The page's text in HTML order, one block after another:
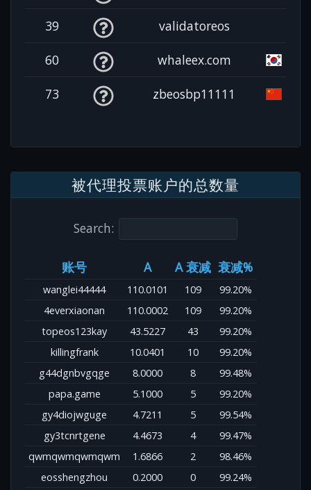
39 validatoreos
60 whaleex.com
73 zbeosbp11111
被代理投票账户的总数量
Search:
账号 A A 衰减 衰减%
wanglei44444 110.0101 109
99.20%
4everxiaonan
110.0002 109
99.20%
topeos123kay
43.5227 43
99.20%
killingfrank
10.0401 10
99.20%
g44dgnbvgqge
8.0000 8
99.48%
papa.game
5.1000 5
99.20%
gy4diojwguge
4.7211 5
99.54%
gy3tcnrtgene
4.4673 4
99.47%
qwmqwmqwmqwm
1.6866 2
98.46%
eosshengzhou
0.2000 0
99.24%